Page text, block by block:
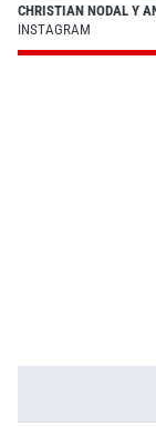
CHRISTIAN NODAL Y
INSTAGRAM